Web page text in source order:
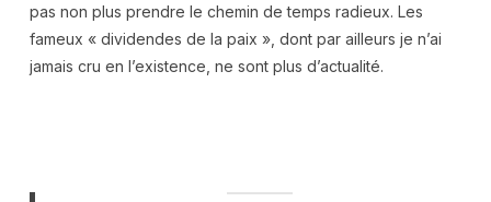
pas non plus prendre le chemin de temps radieux. Les
fameux « dividendes de la paix », dont par ailleurs je n’ai
jamais cru en l’existence, ne sont plus d’actualité.